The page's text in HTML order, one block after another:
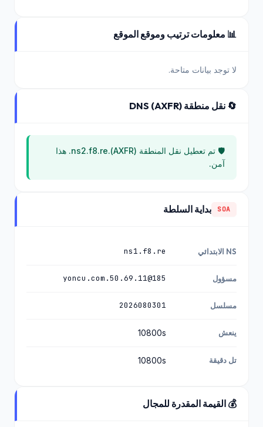
📊 معلومات ترتيب وموقع الموقع
لا توجد بيانات متاحة.
🔄 نقل منطقة DNS (AXFR)
🛡️ تم تعطيل نقل المنطقة (AXFR).ns2.f8.re. هذا
آمن.
SOA بداية السلطة
NS الابتدائي ns1.f8.re
مسؤول 185@50.69.11.yoncu.com
مسلسل 2026080301
ينعش 10800s
تل دقيقة 10800s
💰 القيمة المقدرة للمجال